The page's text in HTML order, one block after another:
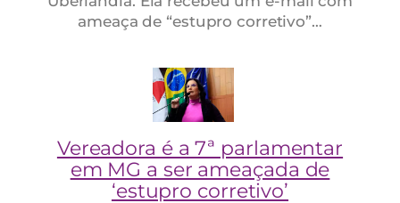
ameaça de “estupro corretivo”…
Vereadora é a 7ª parlamentar
em MG a ser ameaçada de
‘estupro corretivo’